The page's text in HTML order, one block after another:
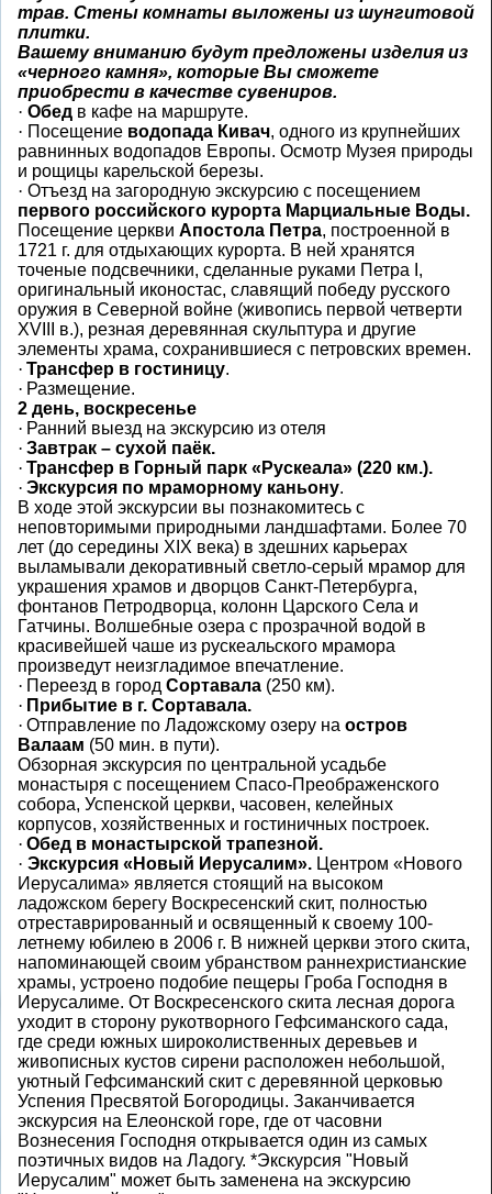
трав. Стены комнаты выложены из шунгитовой
плитки.
Вашему вниманию будут предложены изделия из
«черного камня», которые Вы сможете
приобрести в качестве сувениров.
· Обед в кафе на маршруте.
· Посещение водопада Кивач, одного из крупнейших
равнинных водопадов Европы. Осмотр Музея природы
и рощицы карельской березы.
· Отъезд на загородную экскурсию с посещением
первого российского курорта Марциальные Воды.
Посещение церкви Апостола Петра, построенной в
1721 г. для отдыхающих курорта. В ней хранятся
точеные подсвечники, сделанные руками Петра I,
оригинальный иконостас, славящий победу русского
оружия в Северной войне (живопись первой четверти
XVIII в.), резная деревянная скульптура и другие
элементы храма, сохранившиеся с петровских времен.
· Трансфер в гостиницу.
· Размещение.
2 день, воскресенье
· Ранний выезд на экскурсию из отеля
· Завтрак – сухой паёк.
· Трансфер в Горный парк «Рускеала» (220 км.).
· Экскурсия по мраморному каньону.
В ходе этой экскурсии вы познакомитесь с
неповторимыми природными ландшафтами. Более 70
лет (до середины ХIХ века) в здешних карьерах
выламывали декоративный светло-серый мрамор для
украшения храмов и дворцов Санкт-Петербурга,
фонтанов Петродворца, колонн Царского Села и
Гатчины. Волшебные озера с прозрачной водой в
красивейшей чаше из рускеальского мрамора
произведут неизгладимое впечатление.
· Переезд в город Сортавала (250 км).
· Прибытие в г. Сортавала.
· Отправление по Ладожскому озеру на остров
Валаам (50 мин. в пути).
Обзорная экскурсия по центральной усадьбе
монастыря с посещением Спасо-Преображенского
собора, Успенской церкви, часовен, келейных
корпусов, хозяйственных и гостиничных построек.
· Обед в монастырской трапезной.
· Экскурсия «Новый Иерусалим». Центром «Нового
Иерусалима» является стоящий на высоком
ладожском берегу Воскресенский скит, полностью
отреставрированный и освященный к своему 100-
летнему юбилею в 2006 г. В нижней церкви этого скита,
напоминающей своим убранством раннехристианские
храмы, устроено подобие пещеры Гроба Господня в
Иерусалиме. От Воскресенского скита лесная дорога
уходит в сторону рукотворного Гефсиманского сада,
где среди южных широколиственных деревьев и
живописных кустов сирени расположен небольшой,
уютный Гефсиманский скит с деревянной церковью
Успения Пресвятой Богородицы. Заканчивается
экскурсия на Елеонской горе, где от часовни
Вознесения Господня открывается один из самых
поэтичных видов на Ладогу. *Экскурсия "Новый
Иерусалим" может быть заменена на экскурсию